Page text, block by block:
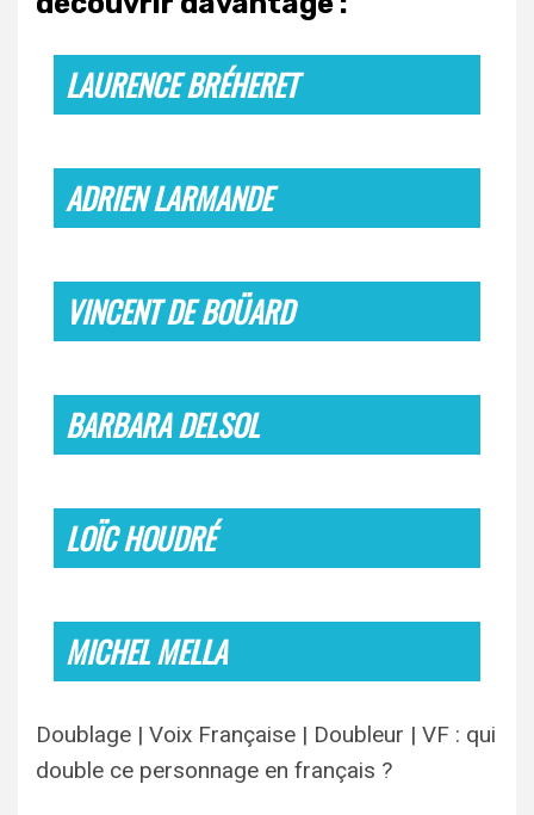
LAURENCE BRÉHERET
ADRIEN LARMANDE
VINCENT DE BOÜARD
BARBARA DELSOL
LOÏC HOUDRÉ
MICHEL MELLA
Doublage | Voix Française | Doubleur | VF : qui
double ce personnage en français ?